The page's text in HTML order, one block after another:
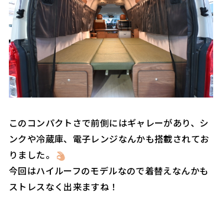
このコンパクトさで前側にはギャレーがあり、シ
ンクや冷蔵庫、電子レンジなんかも搭載されてお
りました。
今回はハイルーフのモデルなので着替えなんかも
ストレスなく出来ますね！